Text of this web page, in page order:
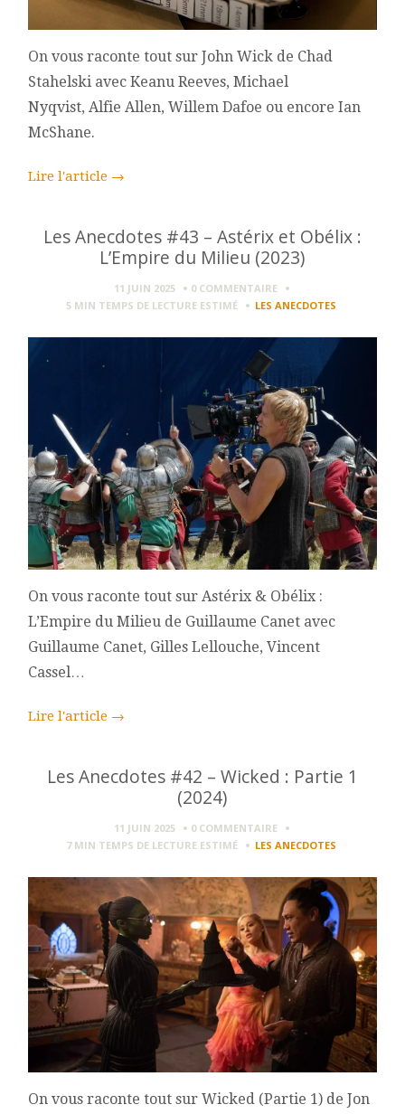
On vous raconte tout sur John Wick de Chad
Stahelski avec Keanu Reeves, Michael
Nyqvist, Alfie Allen, Willem Dafoe ou encore Ian
McShane.
Lire l'article →
Les Anecdotes #43 – Astérix et Obélix :
L’Empire du Milieu (2023)
11 JUIN 2025
0 COMMENTAIRE
5 MIN TEMPS DE LECTURE ESTIMÉ LES ANECDOTES
On vous raconte tout sur Astérix & Obélix :
L’Empire du Milieu de Guillaume Canet avec
Guillaume Canet, Gilles Lellouche, Vincent
Cassel…
Lire l'article →
Les Anecdotes #42 – Wicked : Partie 1
(2024)
11 JUIN 2025
0 COMMENTAIRE
7 MIN TEMPS DE LECTURE ESTIMÉ LES ANECDOTES
On vous raconte tout sur Wicked (Partie 1) de Jon